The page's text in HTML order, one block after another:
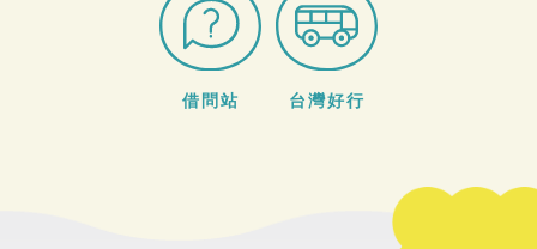
借問站 台灣好行